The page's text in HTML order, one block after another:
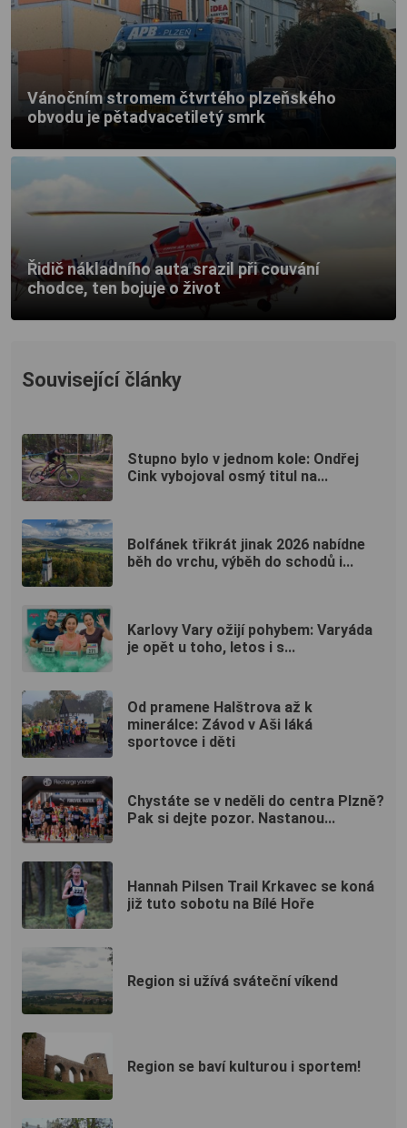
Vánočním stromem čtvrtého plzeňského
obvodu je pětadvacetiletý smrk
Řidič nákladního auta srazil při couvání
chodce, ten bojuje o život
Související články
Stupno bylo v jednom kole: Ondřej
Cink vybojoval osmý titul na...
Bolfánek třikrát jinak 2026 nabídne
běh do vrchu, výběh do schodů i...
Karlovy Vary ožijí pohybem: Varyáda
je opět u toho, letos i s...
Od pramene Halštrova až k
minerálce: Závod v Aši láká
sportovce i děti
Chystáte se v neděli do centra Plzně?
Pak si dejte pozor. Nastanou...
Hannah Pilsen Trail Krkavec se koná
již tuto sobotu na Bílé Hoře
Region si užívá sváteční víkend
Region se baví kulturou i sportem!